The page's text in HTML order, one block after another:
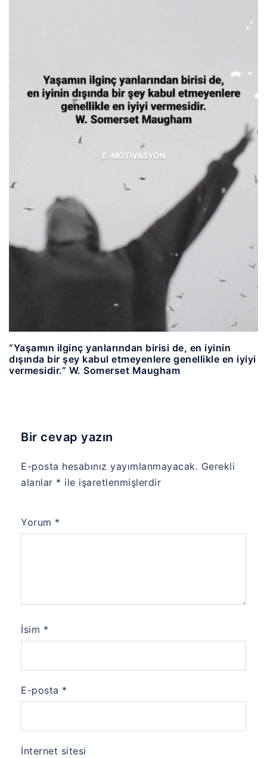
“Yaşamın ilginç yanlarından birisi de, en iyinin
dışında bir şey kabul etmeyenlere genellikle en iyiyi
vermesidir.” W. Somerset Maugham
Bir cevap yazın
E-posta hesabınız yayımlanmayacak. Gerekli
alanlar * ile işaretlenmişlerdir
Yorum *
İsim *
E-posta *
İnternet sitesi